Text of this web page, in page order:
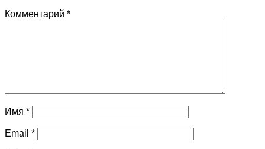
Комментарий *
Имя *
Email *